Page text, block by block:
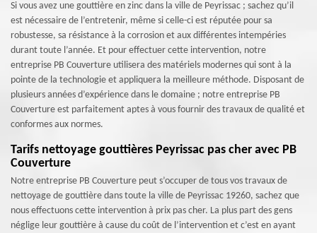
Si vous avez une gouttière en zinc dans la ville de Peyrissac ; sachez qu’il
est nécessaire de l’entretenir, même si celle-ci est réputée pour sa
robustesse, sa résistance à la corrosion et aux différentes intempéries
durant toute l’année. Et pour effectuer cette intervention, notre
entreprise PB Couverture utilisera des matériels modernes qui sont à la
pointe de la technologie et appliquera la meilleure méthode. Disposant de
plusieurs années d’expérience dans le domaine ; notre entreprise PB
Couverture est parfaitement aptes à vous fournir des travaux de qualité et
conformes aux normes.
Tarifs nettoyage gouttières Peyrissac pas cher avec PB
Couverture
Notre entreprise PB Couverture peut s’occuper de tous vos travaux de
nettoyage de gouttière dans toute la ville de Peyrissac 19260, sachez que
nous effectuons cette intervention à prix pas cher. La plus part des gens
néglige leur gouttière à cause du coût de l’intervention et c’est en ayant